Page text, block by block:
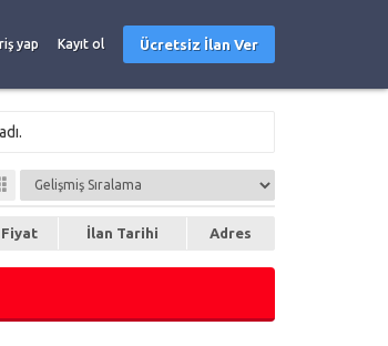
yap Kayıt ol Ücretsiz İlan Ver
Fiyat İlan Tarihi Adres